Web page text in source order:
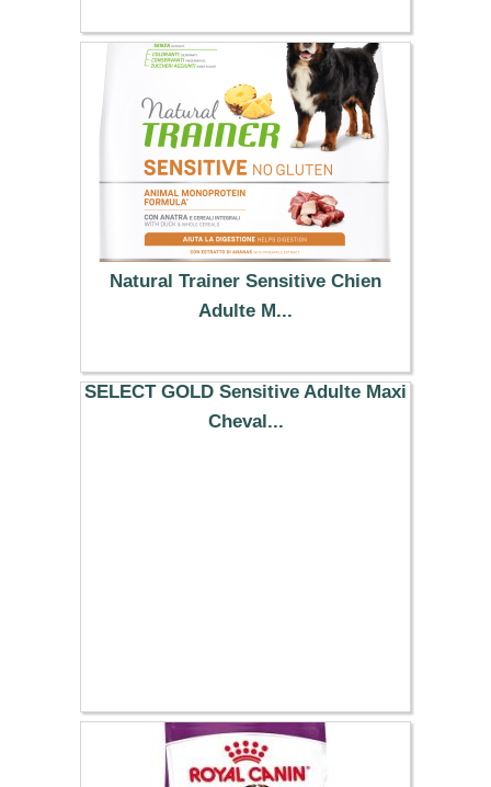
Natural Trainer Sensitive Chien
Adulte M...
12.59 €
SELECT GOLD Sensitive Adulte Maxi
Cheval...